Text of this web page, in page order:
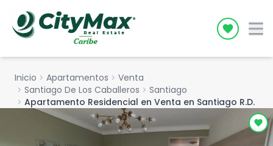
Icon
Inicio chevron_right Apartamentos chevron_right Venta
chevron_right Santiago De Los Caballeros chevron_right Santiago
chevron_right Apartamento Residencial en Venta en Santiago R.D.